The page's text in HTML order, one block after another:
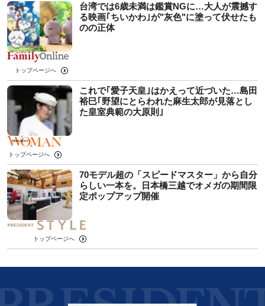
台湾では6歳未満は鑑賞NGに…大人が震撼す
る映画｢ちいかわ｣が"灰色"に塗って伏せたも
のの正体
トップページへ
これで｢愛子天皇｣はかえって近づいた…島田
裕巳｢野望にとらわれた麻生太郎が見落とし
た皇室典範の大原則｣
トップページへ
70モデル超の「スピードマスター」から自分
らしい一本を。日本橋三越でオメガの期間限
定ポップアップ開催
トップページへ